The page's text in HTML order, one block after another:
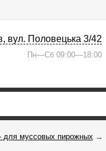
вул. Половецька 3/42
Пн—Сб 09:00—18:00
для муссовых пирожных →